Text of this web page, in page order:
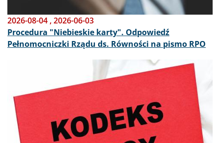
2026-08-04 ,2026-06-03
Procedura "Niebieskie karty". Odpowiedź
Pełnomocniczki Rządu ds. Równości na pismo RPO